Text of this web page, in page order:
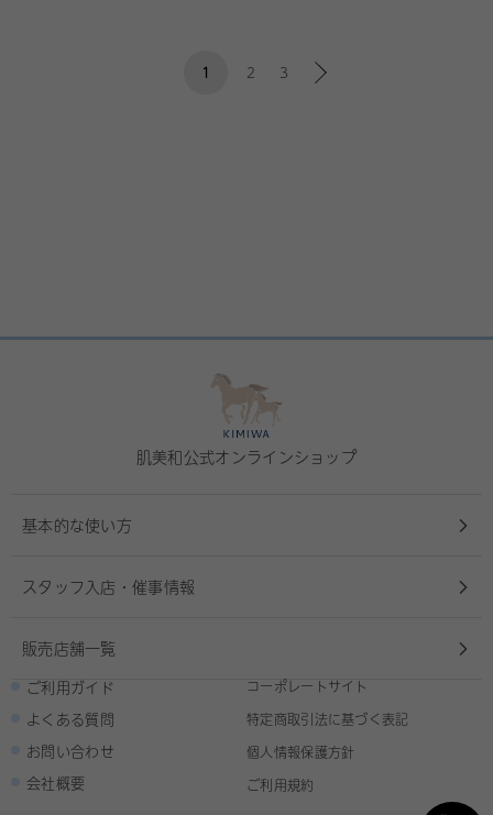
1 2 3
肌美和公式オンラインショップ
基本的な使い方
スタッフ入店・催事情報
販売店舗一覧
ご利用ガイド
よくある質問
お問い合わせ
会社概要
コーポレートサイト
特定商取引法に基づく表記
個人情報保護方針
ご利用規約